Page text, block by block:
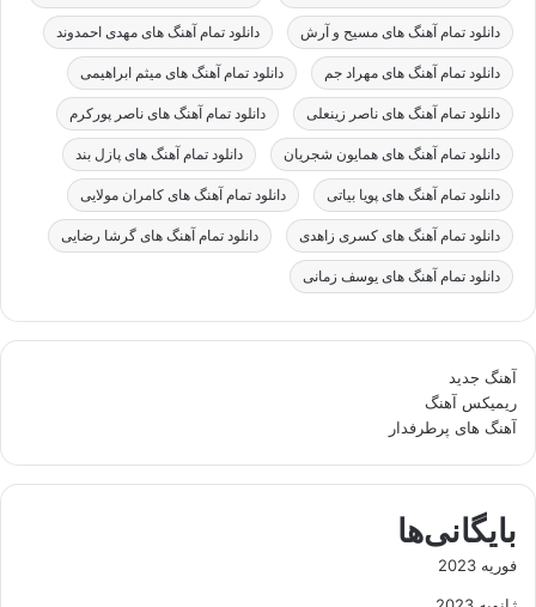
دانلود تمام آهنگ های مسیح و آرش دانلود تمام آهنگ های مهدی احمدوند
دانلود تمام آهنگ های مهراد جم دانلود تمام آهنگ های میثم ابراهیمی
دانلود تمام آهنگ های ناصر زینعلی دانلود تمام آهنگ های ناصر پورکرم
دانلود تمام آهنگ های همایون شجریان دانلود تمام آهنگ های پازل بند
دانلود تمام آهنگ های پویا بیاتی دانلود تمام آهنگ های کامران مولایی
دانلود تمام آهنگ های کسری زاهدی دانلود تمام آهنگ های گرشا رضایی
دانلود تمام آهنگ های یوسف زمانی
آهنگ جدید
ریمیکس آهنگ
آهنگ های پرطرفدار
بایگانی‌ها
فوریه 2023